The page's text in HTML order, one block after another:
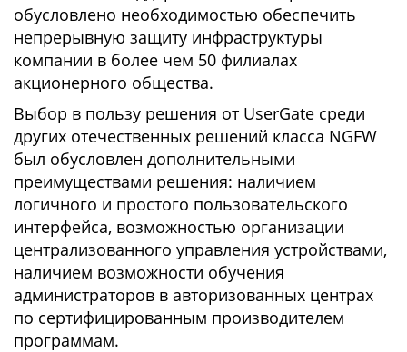
обусловлено необходимостью обеспечить
непрерывную защиту инфраструктуры
компании в более чем 50 филиалах
акционерного общества.
Выбор в пользу решения от UserGate среди
других отечественных решений класса NGFW
был обусловлен дополнительными
преимуществами решения: наличием
логичного и простого пользовательского
интерфейса, возможностью организации
централизованного управления устройствами,
наличием возможности обучения
администраторов в авторизованных центрах
по сертифицированным производителем
программам.